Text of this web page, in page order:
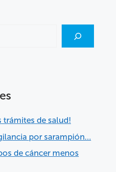
trámites de salud!
por sarampión…
de cáncer menos